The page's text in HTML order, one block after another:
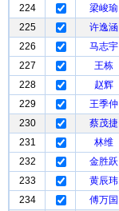
224
梁峻瑜
225
许逸涵
226
马志宇
227
王栋
228
赵辉
229
王季仲
230
蔡茂捷
231
林维
232
金胜跃
233
黄辰玮
234
傅万国